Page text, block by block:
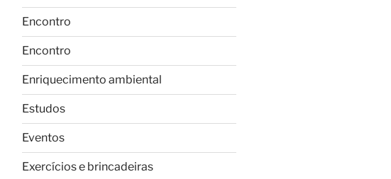
Encontro
Encontro
Enriquecimento ambiental
Estudos
Eventos
Exercícios e brincadeiras